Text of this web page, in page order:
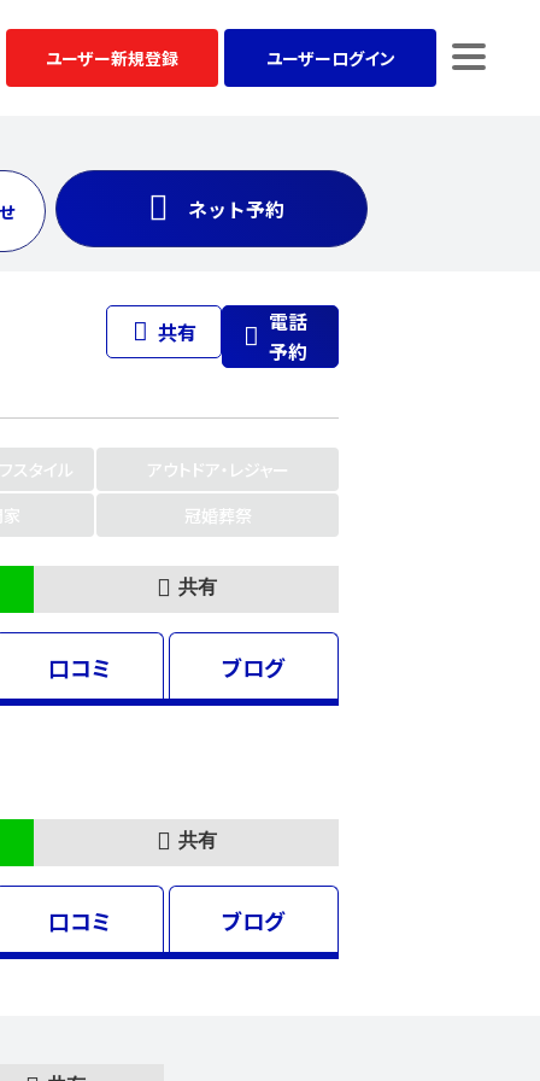
ユーザー新規登録 ユーザーログイン
ネット予約
共有
電話
予約
スタイル
アウトドア・レジャー
冠婚葬祭
共有
口コミ ブログ
共有
口コミ ブログ